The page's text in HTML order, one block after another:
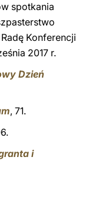
spotkania
Konferencji
2017 r.
Dzień
, 71.
i